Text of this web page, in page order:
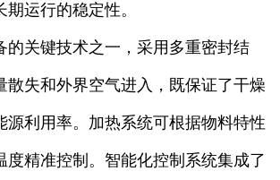
运行的稳定性。
的关键技术之一，采用多重密封结
散失和外界空气进入，既保证了干燥
源利用率。加热系统可根据物料特性
度精准控制。智能化控制系统集成了